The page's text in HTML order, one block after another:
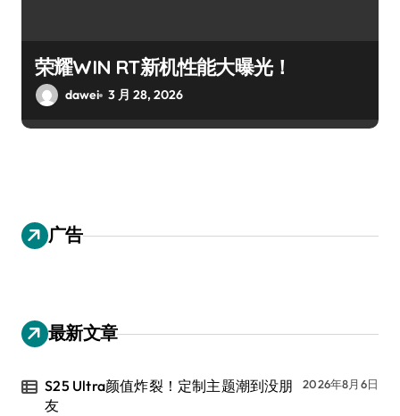
荣耀WIN RT新机性能大曝光！
dawei 3 月 28, 2026
广告
最新文章
S25 Ultra颜值炸裂！定制主题潮到没朋
友
2026年8月6日